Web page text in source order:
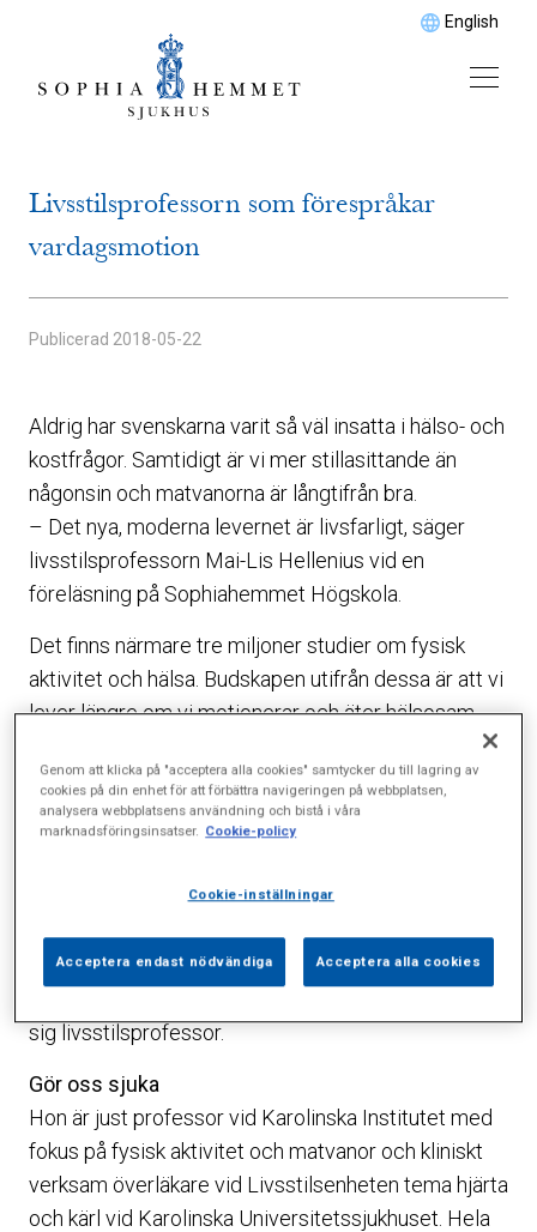
English
Livsstilsprofessorn som förespråkar
vardagsmotion
Publicerad 2018-05-22
Aldrig har svenskarna varit så väl insatta i hälso- och
kostfrågor. Samtidigt är vi mer stillasittande än
någonsin och matvanorna är långtifrån bra.
– Det nya, moderna levernet är livsfarligt, säger
livsstilsprofessorn Mai-Lis Hellenius vid en
föreläsning på Sophiahemmet Högskola.
Det finns närmare tre miljoner studier om fysisk
aktivitet och hälsa. Budskapen utifrån dessa är att vi
lever längre om vi motionerar och äter hälsosam
särskilt svårt att förstå.
– Kunskapen om livsstil och hälsa har ökat extremt
ändå livsstilens betydelse trots att vi vet så mycket
om den. Vardagsrörelsen underskattas men varje
steg vi tar räknas och påverkar hälsan i positiv
sig livsstilsprofessor.
Gör oss sjuka
Hon är just professor vid Karolinska Institutet med
fokus på fysisk aktivitet och matvanor och kliniskt
verksam överläkare vid Livsstilsenheten tema hjärta
och kärl vid Karolinska Universitetssjukhuset. Hela
Genom att klicka på "acceptera alla cookies" samtycker du till lagring av
cookies på din enhet för att förbättra navigeringen på webbplatsen,
analysera webbplatsens användning och bistå i våra
marknadsföringsinsatser. Cookie-policy
Cookie-inställningar
Acceptera endast nödvändiga Acceptera alla cookies